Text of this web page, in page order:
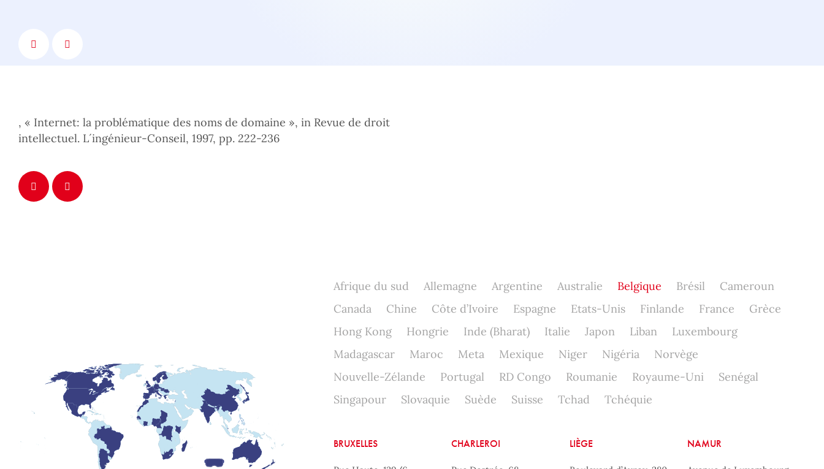
, « Internet: la problématique des noms de domaine », in Revue de droit
intellectuel. L´ingénieur-Conseil, 1997, pp. 222-236
Afrique du sud Allemagne Argentine Australie Belgique Brésil
Cameroun
Canada
Chine Côte d’Ivoire Espagne Etats-Unis Finlande France
Grèce
Hong Kong
Hongrie Inde (Bharat) Italie Japon Liban
Luxembourg
Madagascar
Maroc Meta Mexique Niger Nigéria
Norvège
Nouvelle-Zélande
Portugal RD Congo Roumanie Royaume-Uni
Senégal
Singapour
Slovaquie Suède Suisse Tchad Tchéquie
BRUXELLES CHARLEROI LIÈGE NAMUR